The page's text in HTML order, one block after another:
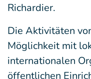
Richardier.
Die Aktivitäten
Möglichkeit mit
internationalen
öffentlichen